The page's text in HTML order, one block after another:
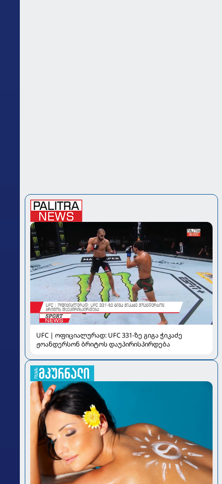
UFC | ოფიციალურად: UFC 331-ზე გიგა ჭიკაძე
ჟოანდერსონ ბრიტოს დაუპირისპირდება